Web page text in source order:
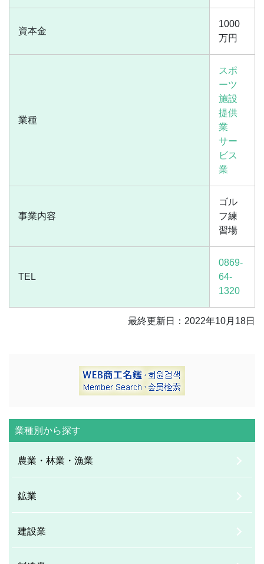
資本金
1000
万円
業種
スポ
ーツ
施設
提供
業
サー
ビス
業
事業内容
ゴル
フ練
習場
TEL
0869-
64-
1320
最終更新日：2022年10月18日
業種別から探す
農業・林業・漁業
鉱業
建設業